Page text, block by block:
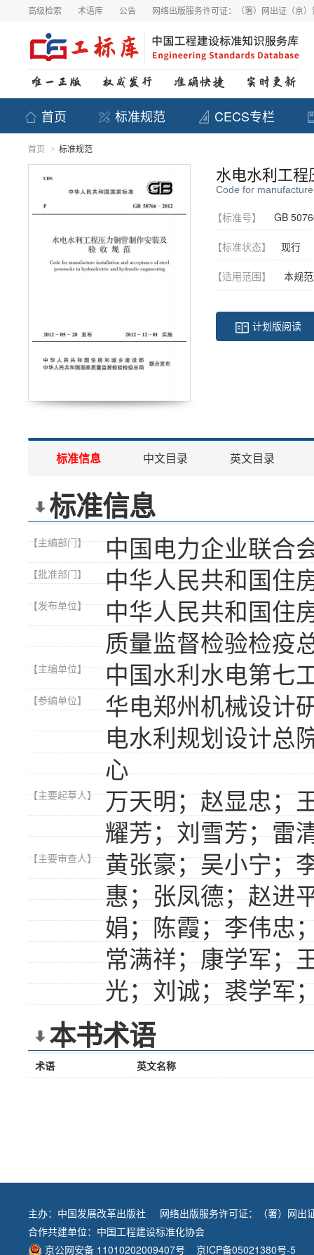
高级检索 术语库 公告 网络出版服务许可证：（署）网出证（京
首页 标准规范 CECS专栏
首页 > 标准规范
水电水利工
Code for
【标准号】 GB
【标准状态】 现行
【适用范围】 本规
计划版阅读
标准信息 中文目录 英文目录
标准信息
【主编部门】 中国电力企业联合
【批准部门】 中华人民共和国住
【发布单位】
中华人民共和国住
质量监督检验检疫
【主编单位】 中国水利水电第七
【参编单位】
华电郑州机械设计
电水利规划设计总
心
【主要起草人】
万天明；赵显忠；
耀芳；刘雪芳；雷
【主要审查人】
黄张豪；吴小宁；
惠；张凤德；赵进
娟；陈霞；李伟忠
常满祥；康学军；
光；刘诚；裘学军
本书术语
术语 英文名称
主办： 中国发展改革出版社
网络出版服务许可证：（署）网出
合作共建单位： 中国工程建设标准化协会
京公网安备 11010202009407号
京ICP备05021380号-5